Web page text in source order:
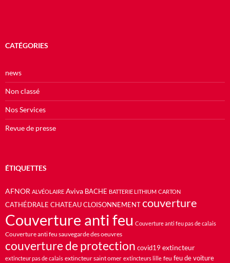
CATÉGORIES
news
Non classé
Nos Services
Revue de presse
ÉTIQUETTES
AFNOR ALVÉOLAIRE Aviva BACHE BATTERIE LITHIUM CARTON
CATHÉDRALE CHATEAU CLOISONNEMENT couverture
Couverture anti feu Couverture anti feu pas de calais
Couverture anti feu sauvegarde des oeuvres
couverture de protection covid19 extincteur
extincteur pas de calais extincteur saint omer extincteurs lille feu feu de voiture